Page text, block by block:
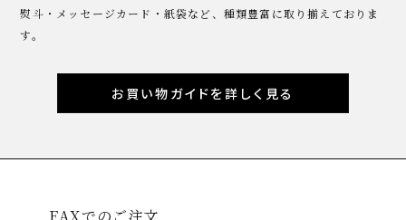
熨斗・メッセージカード・紙袋など、種類豊富に取り揃えておりま
す。
お買い物ガイドを詳しく見る
FAXでのご注文